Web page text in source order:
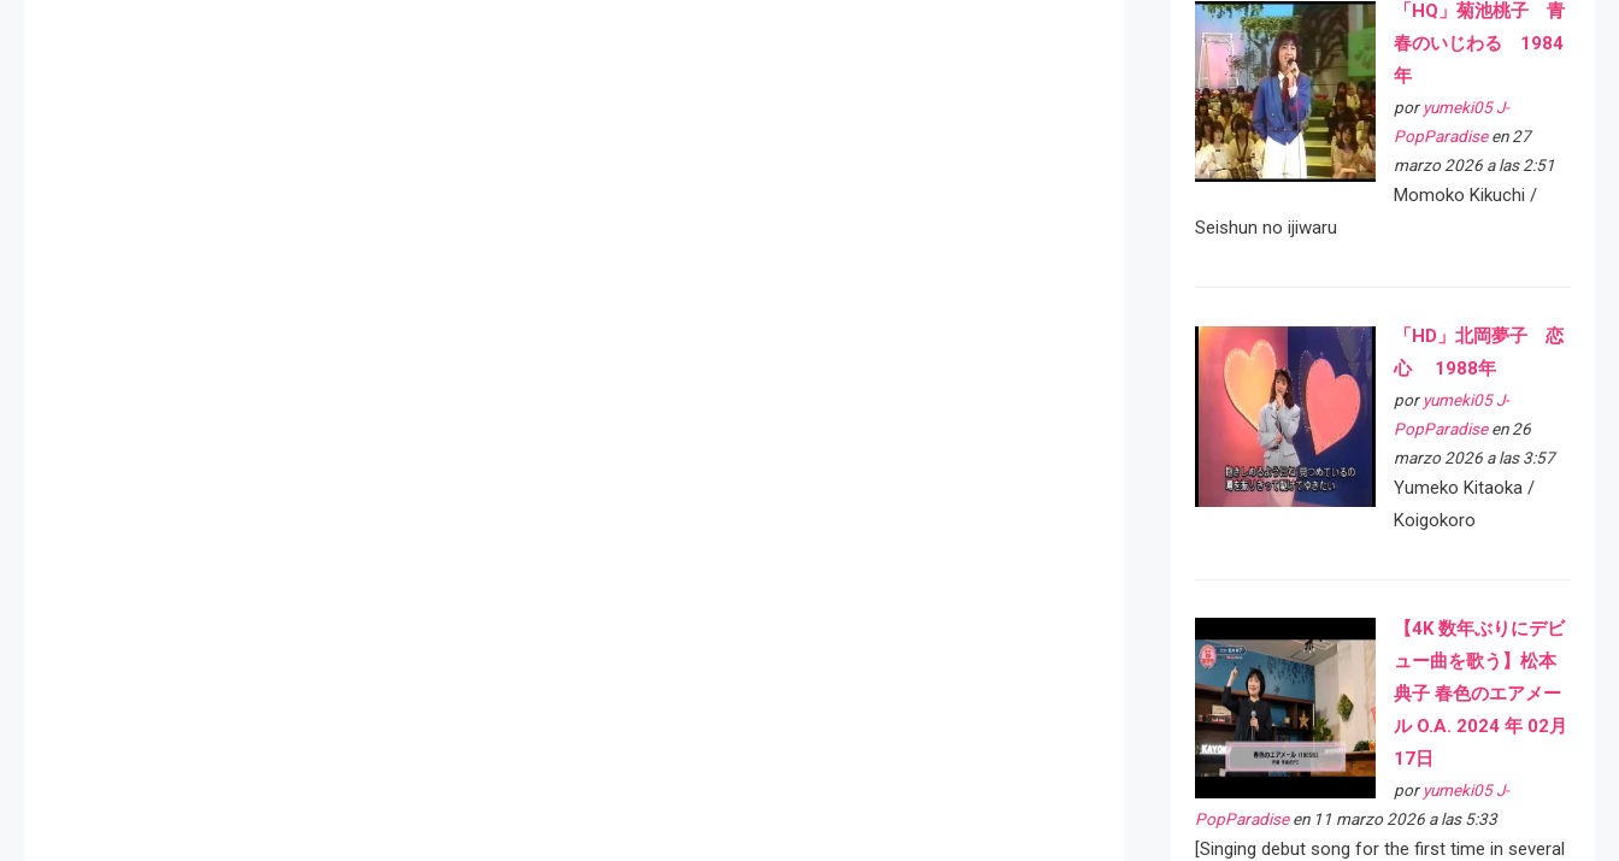
「HQ」菊池桃子 青
春のいじわる 1984
年
por yumeki05 J-
PopParadiseen 27
marzo 2026 a las 2:51
Momoko Kikuchi /
Seishun no ijiwaru
「HD」北岡夢子 恋
心 1988年
por yumeki05 J-
PopParadiseen 26
marzo 2026 a las 3:57
Yumeko Kitaoka /
Koigokoro
【4K 数年ぶりにデビ
ュー曲を歌う】松本
典子 春色のエアメー
ル O.A. 2024 年 02月
17日
por yumeki05 J-
PopParadiseen 11 marzo 2026 a las 5:33
[Singing debut song for the first time in several